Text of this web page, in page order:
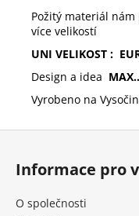
Požitý materiál
více velikostí
UNI VELIKOST :
Design a idea MAX..
Vyrobeno na
Z
Informace pro
O společnosti